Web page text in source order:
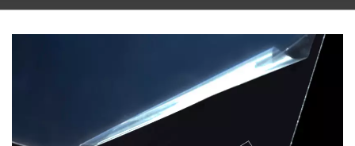
استخراج ورقة الأكريليك | Kao-
Chia Plastics Co., Ltd.